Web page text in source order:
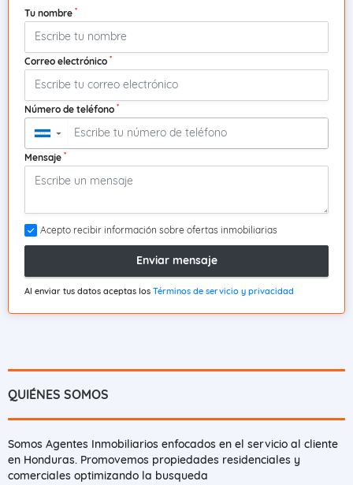
Tu nombre *
Correo electrónico *
Número de teléfono *
▼
Mensaje *
Acepto recibir información sobre ofertas inmobiliarias
Enviar mensaje
Al enviar tus datos aceptas los Términos de servicio y privacidad
QUIÉNES SOMOS
Somos Agentes Inmobiliarios enfocados en el servicio al cliente
en Honduras. Promovemos propiedades residenciales y
comerciales optimizando la busqueda